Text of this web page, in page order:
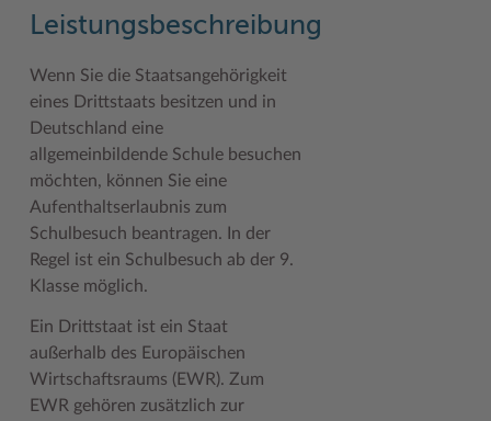
Geodatenportale (Kreiskarte)
Kontakt / Öffnungszeiten
Lebenslagen
Leistungen
Lexikon
Wo Sie uns finden
Wunsch-Kennzeichen ↗
Zuständigkeitsfinder SH ↗
Fotoarchiv
Klimaanpassungskonzept
Kreistag Sitzungskalender
Lokales Wetter
Newsletter
Social Media
Stellenangebote
Stormarninfo
Kreispräsident
Kreistag Sitzungskalender
Kreisverwaltung
Landrat
Sonderbereiche
Städte und Gemeinden
Wahlen im Kreis
Wappen und Geschichte
Offene Stellen
Weiterbildung beim Kreis Stormarn
Wen wir suchen
Klimaschutz beim Kreis Stormarn
Stormarner Bündnis für bezahlbares Wohnen
Wirtschafts- und Aufbaugesellschaft Stormarn
Zahlen, Daten, Fakten
Kulturelle Einrichtungen
Naturschutzgebiete
Radwandern
Storchenhorste
Lieblingsplätze in der Metropolregion
Tourismus
Umlandscout Hamburg
Vereine und Gruppen
Leistungsbeschreibung
Wenn Sie die Staatsangehörigkeit
eines Drittstaats besitzen und in
Deutschland eine
allgemeinbildende Schule besuchen
möchten, können Sie eine
Aufenthaltserlaubnis zum
Schulbesuch beantragen. In der
Regel ist ein Schulbesuch ab der 9.
Klasse möglich.
Ein Drittstaat ist ein Staat
außerhalb des Europäischen
Wirtschaftsraums (EWR). Zum
EWR gehören zusätzlich zur